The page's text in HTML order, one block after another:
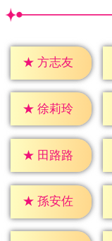
★ 方志友
★ 徐莉玲
★ 田路路
★ 孫安佐